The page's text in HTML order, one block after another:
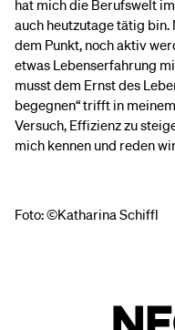
hat mich die Berufswelt
auch heutzutage tätig
dem Punkt, noch aktiv
etwas Lebenserfahrung
musst dem Ernst des
begegnen“ trifft in
Versuch, Effizienz zu
mich kennen und reden
Foto: ©Katharina Schiffl